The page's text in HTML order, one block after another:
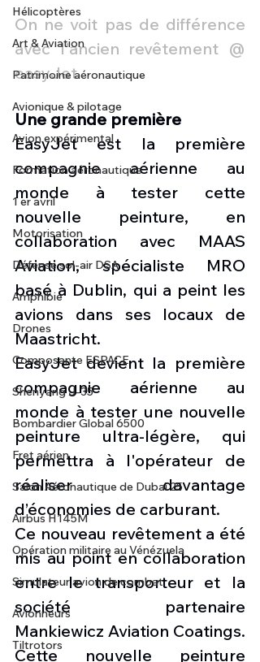
Hélicoptères
Art & Aviation
Patrimoine aéronautique
Avionique & pilotage
Avion expérimental
Formation aéronautique
1 er avril
Motorisation
Défense sol-air DSA
Amphibie
Drones
Composante ESPACE
Shenyang J-35
Bombardier Global 6500
Fret aérien
Salon Aéronautique de Dubaï 25
Airbus H145M
Opération militaire au Vénézuela
Simulateur avion de combat
Avionneurs
Tiltrotors
On ne voit pas de différence
avec l'ancien revêtement @
easyJet
Une grande première
EasyJet est la première
compagnie aérienne au
monde à tester cette
nouvelle peinture, en
collaboration avec MAAS
Aviation, spécialiste MRO
basé à Dublin, qui a peint les
avions dans ses locaux de
Maastricht.
EasyJet devient la première
compagnie aérienne au
monde à tester une nouvelle
peinture ultra-légère, qui
permettra à l'opérateur de
réaliser davantage
d’économies de carburant.
Ce nouveau revêtement a été
mis au point en collaboration
entre le transporteur et la
société partenaire
Mankiewicz Aviation Coatings.
Cette nouvelle peinture